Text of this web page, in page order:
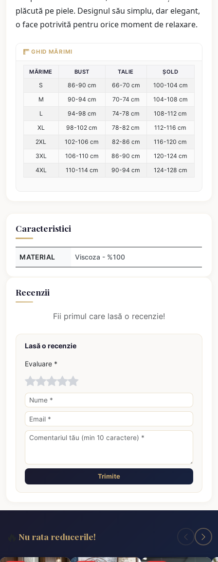
plăcută pe piele. Designul său simplu, dar elegant,
o face potrivită pentru orice moment de relaxare.
GHID MĂRIMI
MĂRIME BUST TALIE ȘOLD
S 86-90 cm 66-70 cm
100-104 cm
M
90-94 cm 70-74 cm
104-108 cm
L
94-98 cm 74-78 cm
108-112 cm
XL
98-102 cm 78-82 cm
112-116 cm
2XL
102-106 cm 82-86 cm
116-120 cm
3XL
106-110 cm 86-90 cm
120-124 cm
4XL
110-114 cm 90-94 cm 124-128 cm
Caracteristici
MATERIAL Viscoza - %100
Recenzii
Fii primul care lasă o recenzie!
Lasă o recenzie
Evaluare *
Trimite
Nu rata reducerile!